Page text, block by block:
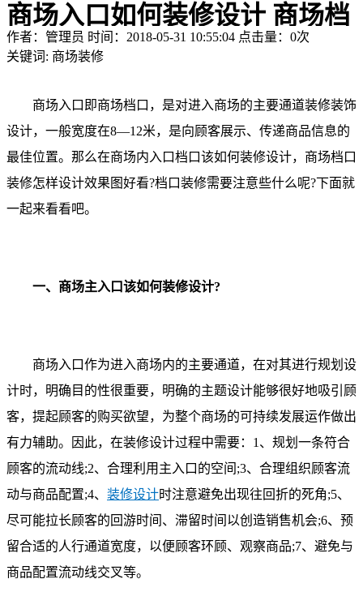
商场入口如何装修设计 商场档
口装修效果图
作者：管理员 时间：2018-05-31 10:55:04 点击量： 0次
关键词: 商场装修
商场入口即商场档口，是对进入商场的主要通道装修装饰
设计，一般宽度在8—12米，是向顾客展示、传递商品信息的
最佳位置。那么在商场内入口档口该如何装修设计，商场档口
装修怎样设计效果图好看?档口装修需要注意些什么呢?下面就
一起来看看吧。
一、商场主入口该如何装修设计?
商场入口作为进入商场内的主要通道，在对其进行规划设
计时，明确目的性很重要，明确的主题设计能够很好地吸引顾
客，提起顾客的购买欲望，为整个商场的可持续发展运作做出
有力辅助。因此，在装修设计过程中需要：1、规划一条符合
顾客的流动线;2、合理利用主入口的空间;3、合理组织顾客流
动与商品配置;4、 装修设计时注意避免出现往回折的死角;5、
尽可能拉长顾客的回游时间、滞留时间以创造销售机会;6、预
留合适的人行通道宽度，以便顾客环顾、观察商品;7、避免与
商品配置流动线交叉等。